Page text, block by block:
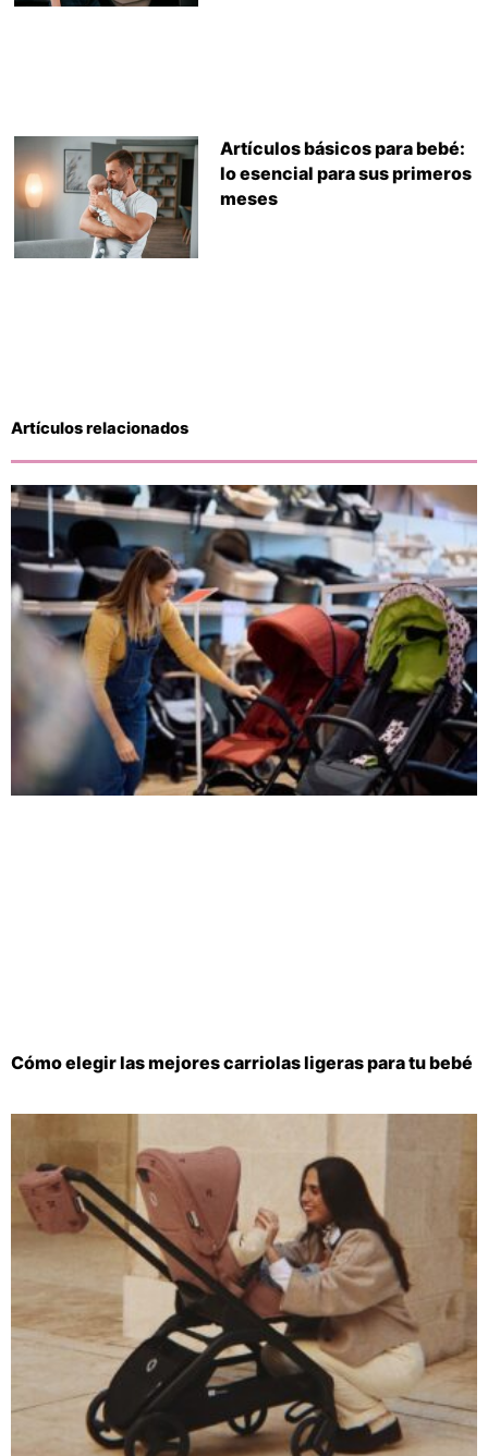
Artículos básicos para bebé:
lo esencial para sus primeros
meses
Artículos relacionados
Cómo elegir las mejores carriolas ligeras para tu bebé